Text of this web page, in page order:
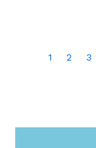
Page
1 Page
2 3